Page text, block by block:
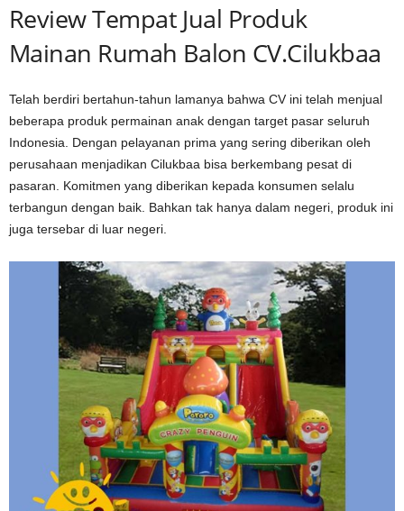
Review Tempat Jual Produk
Mainan Rumah Balon CV.Cilukbaa
Telah berdiri bertahun-tahun lamanya bahwa CV ini telah menjual
beberapa produk permainan anak dengan target pasar seluruh
Indonesia. Dengan pelayanan prima yang sering diberikan oleh
perusahaan menjadikan Cilukbaa bisa berkembang pesat di
pasaran. Komitmen yang diberikan kepada konsumen selalu
terbangun dengan baik. Bahkan tak hanya dalam negeri, produk ini
juga tersebar di luar negeri.